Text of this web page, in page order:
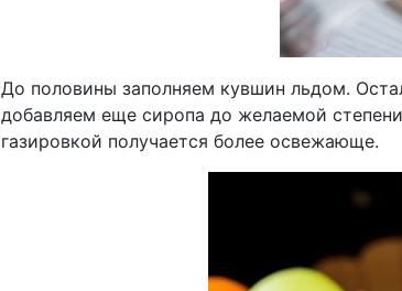
До половины заполняем кувшин льдом.
добавляем еще сиропа до желаемой
газировкой получается более освежающе.